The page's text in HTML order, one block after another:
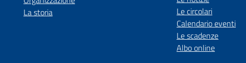
La storia
Le circolari
Calendario eventi
Le scadenze
Albo online